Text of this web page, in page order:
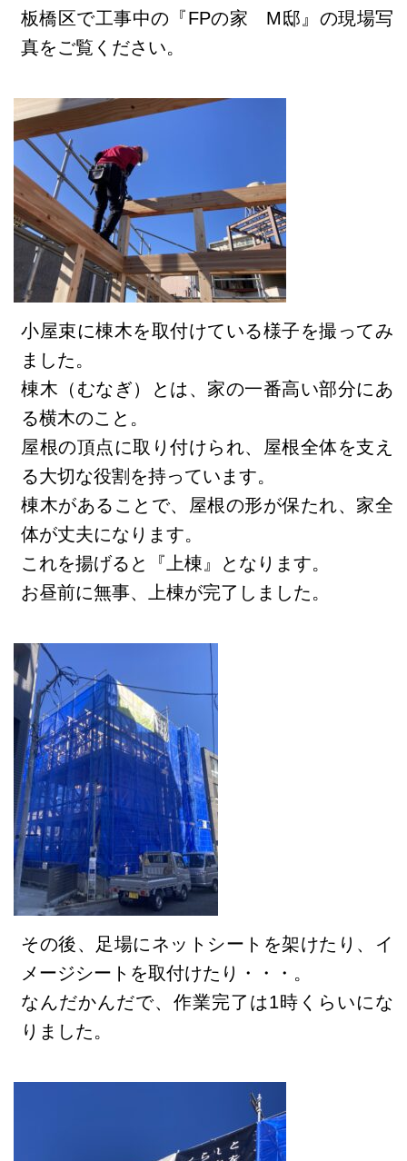
板橋区で工事中の『FPの家 M邸』の現場写
真をご覧ください。
小屋束に棟木を取付けている様子を撮ってみ
ました。
棟木（むなぎ）とは、家の一番高い部分にあ
る横木のこと。
屋根の頂点に取り付けられ、屋根全体を支え
る大切な役割を持っています。
棟木があることで、屋根の形が保たれ、家全
体が丈夫になります。
これを揚げると『上棟』となります。
お昼前に無事、上棟が完了しました。
その後、足場にネットシートを架けたり、イ
メージシートを取付けたり・・・。
なんだかんだで、作業完了は1時くらいにな
りました。